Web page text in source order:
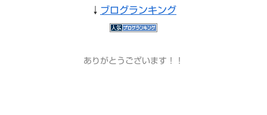
↓ ブログランキング
ありがとうございます！！